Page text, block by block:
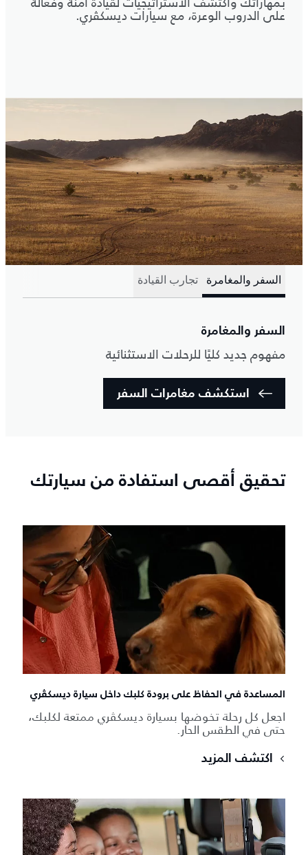
على الدروب الوعرة، مع سيارات ديسكڤري.
السفر والمغامرة تجارب القيادة
السفر والمغامرة
مفهوم جديد كليًا للرحلات الاستثنائية
استكشف مغامرات السفر
تحقيق أقصى استفادة من سيارتك
المساعدة في الحفاظ على برودة كلبك داخل سيارة ديسكڤري
اجعل كل رحلة تخوضها بسيارة ديسكڤري ممتعة لكلبك،
حتى في الطقس الحار.
اكتشف المزيد